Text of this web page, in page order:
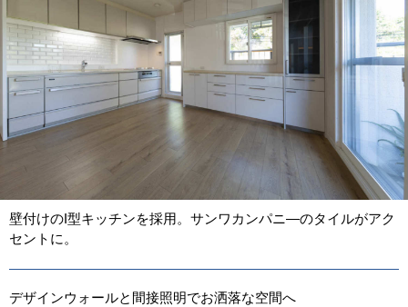
壁付けのI型キッチンを採用。サンワカンパニ―のタイルがアク
セントに。
デザインウォールと間接照明でお洒落な空間へ